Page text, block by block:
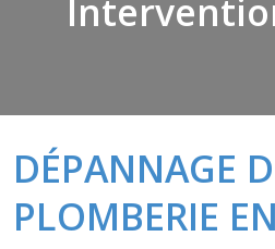
DÉPANNAGE
PLOMBERIE